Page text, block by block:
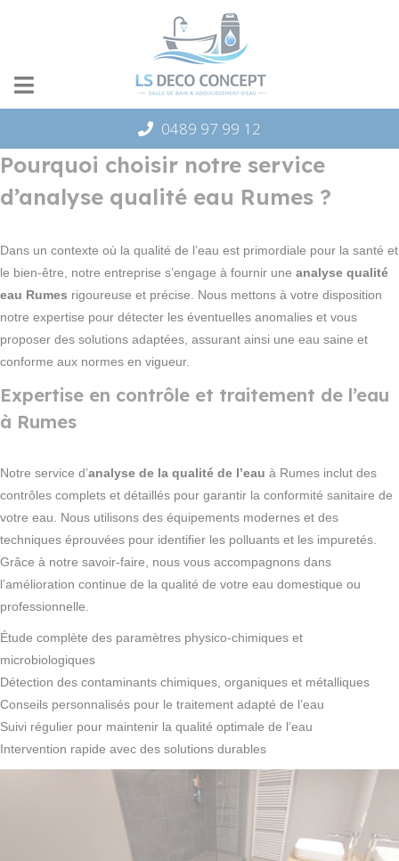
0489 97 99 12
Pourquoi choisir notre service
d’analyse qualité eau Rumes ?
Dans un contexte où la qualité de l’eau est primordiale pour la santé et
le bien-être, notre entreprise s’engage à fournir une analyse qualité
eau Rumes rigoureuse et précise. Nous mettons à votre disposition
notre expertise pour détecter les éventuelles anomalies et vous
proposer des solutions adaptées, assurant ainsi une eau saine et
conforme aux normes en vigueur.
Expertise en contrôle et traitement de l’eau
à Rumes
Notre service d’analyse de la qualité de l’eau à Rumes inclut des
contrôles complets et détaillés pour garantir la conformité sanitaire de
votre eau. Nous utilisons des équipements modernes et des
techniques éprouvées pour identifier les polluants et les impuretés.
Grâce à notre savoir-faire, nous vous accompagnons dans
l’amélioration continue de la qualité de votre eau domestique ou
professionnelle.
Étude complète des paramètres physico-chimiques et
microbiologiques
Détection des contaminants chimiques, organiques et métalliques
Conseils personnalisés pour le traitement adapté de l’eau
Suivi régulier pour maintenir la qualité optimale de l’eau
Intervention rapide avec des solutions durables